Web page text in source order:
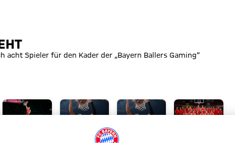
acht Spieler für den Kader der „Bayern Ballers Gaming“
KADERUPDATE